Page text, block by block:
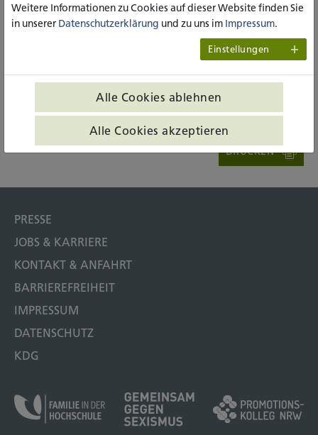
Professor für Wissenschaft Soziale Arbeit
DRUCKEN
PRESSE
JOBS & KARRIERE
KONTAKT & ANFAHRT
BARRIEREFREIHEIT
IMPRESSUM
DATENSCHUTZ
KDG
Weitere Informationen zu Cookies auf dieser Website finden Sie
in unserer Datenschutzerklärung und zu uns im Impressum.
Einstellungen
Alle Cookies ablehnen
Alle Cookies akzeptieren